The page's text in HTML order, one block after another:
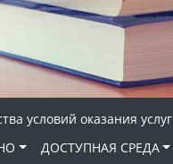
условий оказания услуг
ДОСТУПНАЯ СРЕДА